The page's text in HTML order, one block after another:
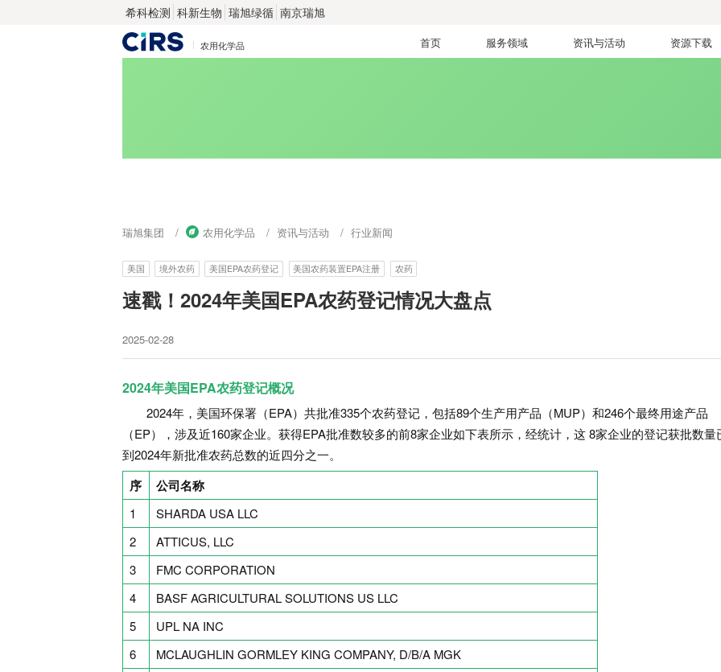
希科检测 科新生物 瑞旭绿循 南京瑞旭
农用化学品 首页 服务领域 资讯与活动 资源下载
瑞旭集团 农用化学品 资讯与活动 行业新闻
美国 境外农药 美国EPA农药登记 美国农药装置EPA注册 农药
速戳！2024年美国EPA农药登记情况大盘点
2025-02-28
2024年美国EPA农药登记概况
2024年，美国环保署（EPA）共批准335个农药登记，包括89个生产用产品（MUP）和246个最终用途产品
（EP），涉及近160家企业。获得EPA批准数较多的前8家企业如下表所示，经统计，这 8家企业的登记获批数量
到2024年新批准农药总数的近四分之一。
序 公司名称
1
SHARDA USA LLC
2
ATTICUS, LLC
3
FMC CORPORATION
4
BASF AGRICULTURAL SOLUTIONS US LLC
5
UPL NA INC
6
MCLAUGHLIN GORMLEY KING COMPANY, D/B/A MGK